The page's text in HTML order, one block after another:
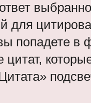
для
попадете в